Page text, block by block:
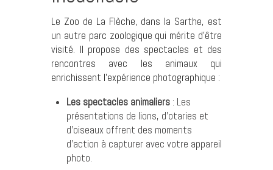
Le Zoo de La Flèche, dans la Sarthe, est
un autre parc zoologique qui mérite d’être
visité. Il propose des spectacles et des
rencontres avec les animaux qui
enrichissent l’expérience photographique :
Les spectacles animaliers: Les
présentations de lions, d’otaries et
d’oiseaux offrent des moments
d’action à capturer avec votre appareil
photo.